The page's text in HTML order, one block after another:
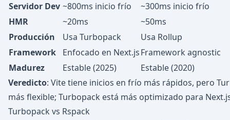
Servidor Dev ~800ms inicio frío
~300ms inicio frío
HMR
~20ms
~50ms
Producción
Usa Turbopack
Usa Rollup
Framework
Enfocado en Next.jsFramework agnostic
Madurez
Estable (2025)
Estable (2020)
Veredicto: Vite tiene inicios en frío más rápidos, pero
más flexible; Turbopack está más optimizado para
Turbopack vs Rspack